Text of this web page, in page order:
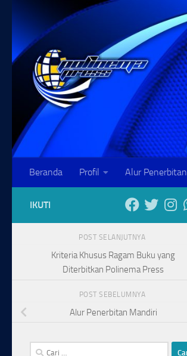
Skip to content
Beranda Profil Alur Penerbitan
IKUTI
POST SELANJUTNYA
Kriteria Khusus Ragam Buku yang
Diterbitkan Polinema Press
POST SEBELUMNYA
Alur Penerbitan Mandiri
Cari